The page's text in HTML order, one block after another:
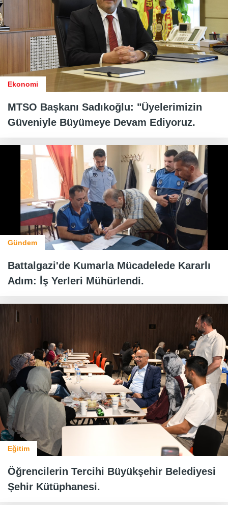
Ekonomi
MTSO Başkanı Sadıkoğlu: "Üyelerimizin
Güveniyle Büyümeye Devam Ediyoruz.
Gündem
Battalgazi'de Kumarla Mücadelede Kararlı
Adım: İş Yerleri Mühürlendi.
Eğitim
Öğrencilerin Tercihi Büyükşehir Belediyesi
Şehir Kütüphanesi.